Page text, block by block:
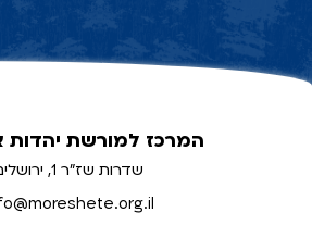
המרכז למורשת יהדות
שדרות שז"ר 1, ירושלים